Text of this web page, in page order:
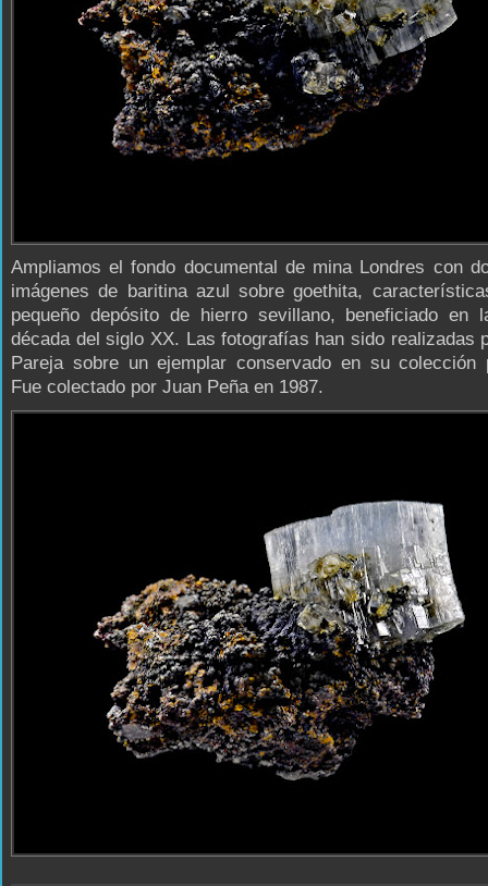
Ampliamos el fondo documental de mina Londres con
imágenes de baritina azul sobre goethita,
pequeño depósito de hierro sevillano, beneficiado en
década del siglo XX. Las fotografías han sido realizadas
Pareja sobre un ejemplar conservado en su colección
Fue colectado por Juan Peña en 1987.